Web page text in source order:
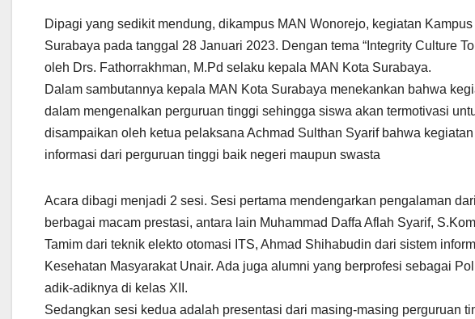
Dipagi yang sedikit mendung, dikampus MAN Wonorejo, kegiatan
Surabaya pada tanggal 28 Januari 2023. Dengan tema “Integrity Culture
oleh Drs. Fathorrakhman, M.Pd selaku kepala MAN Kota Surabaya.
Dalam sambutannya kepala MAN Kota Surabaya menekankan bahwa
dalam mengenalkan perguruan tinggi sehingga siswa akan termotivasi
disampaikan oleh ketua pelaksana Achmad Sulthan Syarif bahwa
informasi dari perguruan tinggi baik negeri maupun swasta
Acara dibagi menjadi 2 sesi. Sesi pertama mendengarkan pengalaman
berbagai macam prestasi, antara lain Muhammad Daffa Aflah Syarif,
Tamim dari teknik elekto otomasi ITS, Ahmad Shihabudin dari sistem
Kesehatan Masyarakat Unair. Ada juga alumni yang berprofesi sebagai
adik-adiknya di kelas XII.
Sedangkan sesi kedua adalah presentasi dari masing-masing perguruan